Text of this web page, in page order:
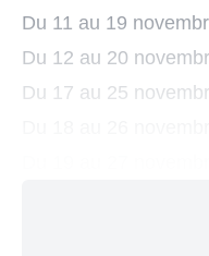
Du 11 au 19
Du 12 au 20
Du 17 au 25